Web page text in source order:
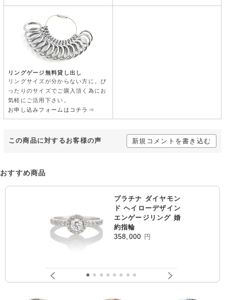
リングゲージ無料貸し出し
リングサイズが分からない方に。ぴ
ったりのサイズでご購入頂く為にお
気軽にご活用下さい。
お申し込みフォームはコチラ⇒
この商品に対するお客様の声 新規コメントを書き込む
おすすめ商品
プラチナ ダイヤモン
ド ヘイローデザイン
エンゲージリング 婚
約指輪
358,000 円